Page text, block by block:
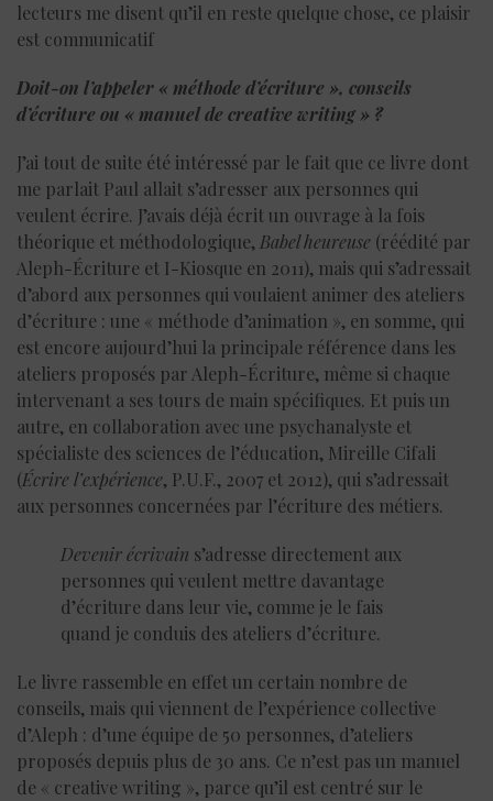
lecteurs me disent qu’il en reste quelque chose, ce plaisir
est communicatif
Doit-on l’appeler « méthode d’écriture », conseils
d’écriture ou « manuel de creative writing » ?
J’ai tout de suite été intéressé par le fait que ce livre dont
me parlait Paul allait s’adresser aux personnes qui
veulent écrire. J’avais déjà écrit un ouvrage à la fois
théorique et méthodologique,Babel heureuse (réédité par
Aleph-Écriture et I-Kiosque en 2011), mais qui s’adressait
d’abord aux personnes qui voulaient animer des ateliers
d’écriture : une « méthode d’animation », en somme, qui
est encore aujourd’hui la principale référence dans les
ateliers proposés par Aleph-Écriture, même si chaque
intervenant a ses tours de main spécifiques. Et puis un
autre, en collaboration avec une psychanalyste et
spécialiste des sciences de l’éducation, Mireille Cifali
(Écrire l’expérience, P.U.F., 2007 et 2012), qui s’adressait
aux personnes concernées par l’écriture des métiers.
Devenir écrivain s’adresse directement aux
personnes qui veulent mettre davantage
d’écriture dans leur vie, comme je le fais
quand je conduis des ateliers d’écriture.
Le livre rassemble en effet un certain nombre de
conseils, mais qui viennent de l’expérience collective
d’Aleph : d’une équipe de 50 personnes, d’ateliers
proposés depuis plus de 30 ans. Ce n’est pas un manuel
de « creative writing », parce qu’il est centré sur le